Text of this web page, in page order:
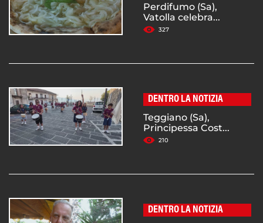
Perdifumo (Sa),
Vatolla celebra...
327
DENTRO LA NOTIZIA
Teggiano (Sa),
Principessa Cost...
210
DENTRO LA NOTIZIA